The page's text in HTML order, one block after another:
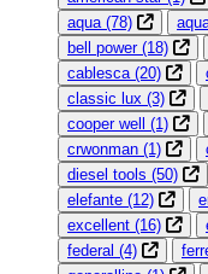
aqua (78)
bell power (18)
cablesca (20)
classic lux (3)
cooper well (1)
crwonman (1)
diesel tools (50)
elefante (12)
excellent (16)
federal (4)